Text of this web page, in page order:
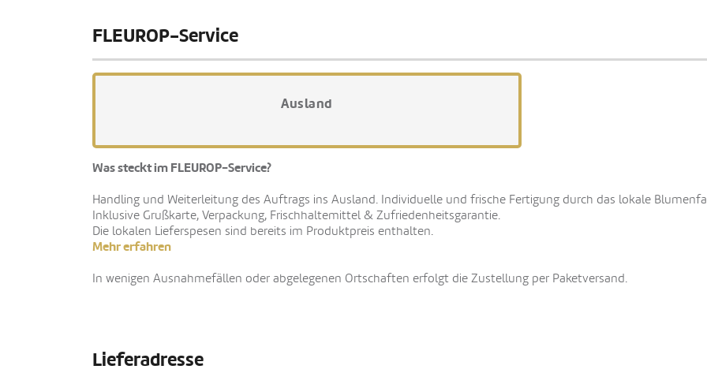
FLEUROP-Service
Ausland
Was steckt im FLEUROP-Service?
Handling und Weiterleitung des Auftrags ins Ausland. Individuelle und frische Fertigung durch das lokale
Inklusive Grußkarte, Verpackung, Frischhaltemittel & Zufriedenheitsgarantie.
Die lokalen Lieferspesen sind bereits im Produktpreis enthalten.
Mehr erfahren
In wenigen Ausnahmefällen oder abgelegenen Ortschaften erfolgt die Zustellung per Paketversand.
Lieferadresse